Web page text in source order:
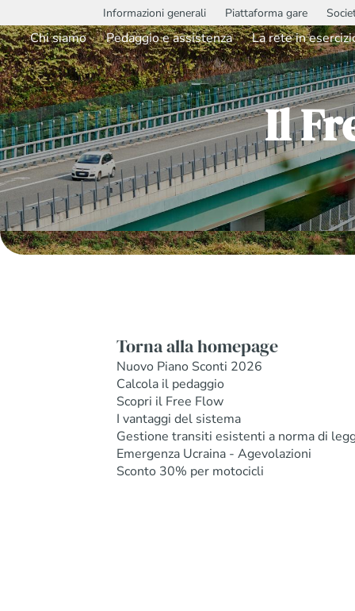
Informazioni generali Piattaforma gare
Chi siamo Pedaggio e assistenza La rete in
Il
Torna alla homepage
Nuovo Piano Sconti 2026
Calcola il pedaggio
Scopri il Free Flow
I vantaggi del sistema
Gestione transiti esistenti a norma di
Emergenza Ucraina - Agevolazioni
Sconto 30% per motocicli